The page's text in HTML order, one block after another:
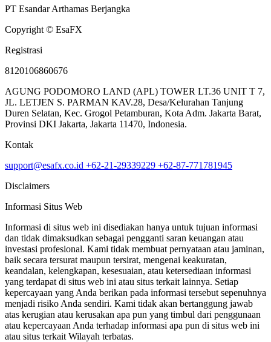
PT Esandar Arthamas Berjangka
Copyright © EsaFX
Registrasi
8120106860676
AGUNG PODOMORO LAND (APL) TOWER LT.36 UNIT T 7,
JL. LETJEN S. PARMAN KAV.28, Desa/Kelurahan Tanjung
Duren Selatan, Kec. Grogol Petamburan, Kota Adm. Jakarta Barat,
Provinsi DKI Jakarta, Jakarta 11470, Indonesia.
Kontak
support@esafx.co.id +62-21-29339229 +62-87-771781945
Disclaimers
Informasi Situs Web
Informasi di situs web ini disediakan hanya untuk tujuan informasi
dan tidak dimaksudkan sebagai pengganti saran keuangan atau
investasi profesional. Kami tidak membuat pernyataan atau jaminan,
baik secara tersurat maupun tersirat, mengenai keakuratan,
keandalan, kelengkapan, kesesuaian, atau ketersediaan informasi
yang terdapat di situs web ini atau situs terkait lainnya. Setiap
kepercayaan yang Anda berikan pada informasi tersebut sepenuhnya
menjadi risiko Anda sendiri. Kami tidak akan bertanggung jawab
atas kerugian atau kerusakan apa pun yang timbul dari penggunaan
atau kepercayaan Anda terhadap informasi apa pun di situs web ini
atau situs terkait Wilayah terbatas.